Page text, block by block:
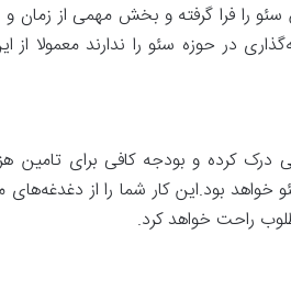
را فرا گرفته و بخش مهمی از زمان و
در حوزه سئو را ندارند
درک کرده و بودجه کافی برای
بود.این کار شما را از
راحت خواهد کرد.